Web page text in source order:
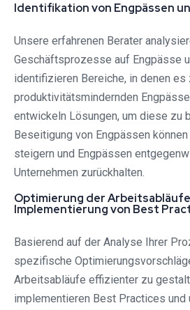
Identifikation von Engpässen
Unsere erfahrenen Berater
Geschäftsprozesse auf Engpässe
identifizieren Bereiche, in denen es
produktivitätsmindernden
entwickeln Lösungen, um diese zu
Beseitigung von Engpässen
steigern und Engpässen
Unternehmen zurückhalten.
Optimierung der
Implementierung von Best
Basierend auf der Analyse Ihrer
spezifische
Arbeitsabläufe effizienter zu
implementieren Best Practices